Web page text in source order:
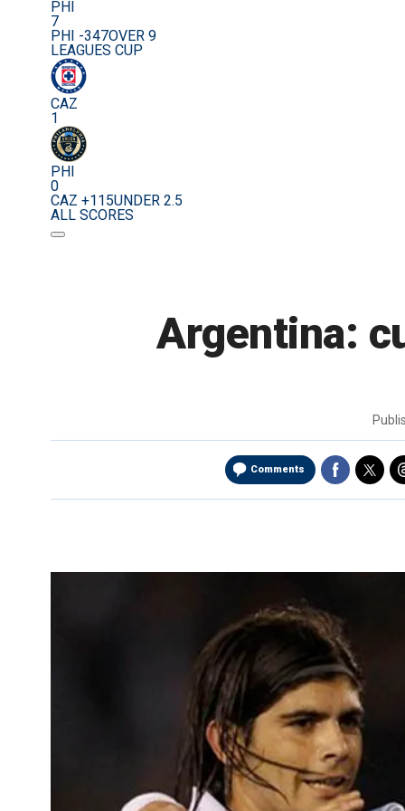
PHI
7
PHI -347OVER 9
LEAGUES CUP
CAZ
1
PHI
0
CAZ +115UNDER 2.5
ALL SCORES
Argentina:
Comments